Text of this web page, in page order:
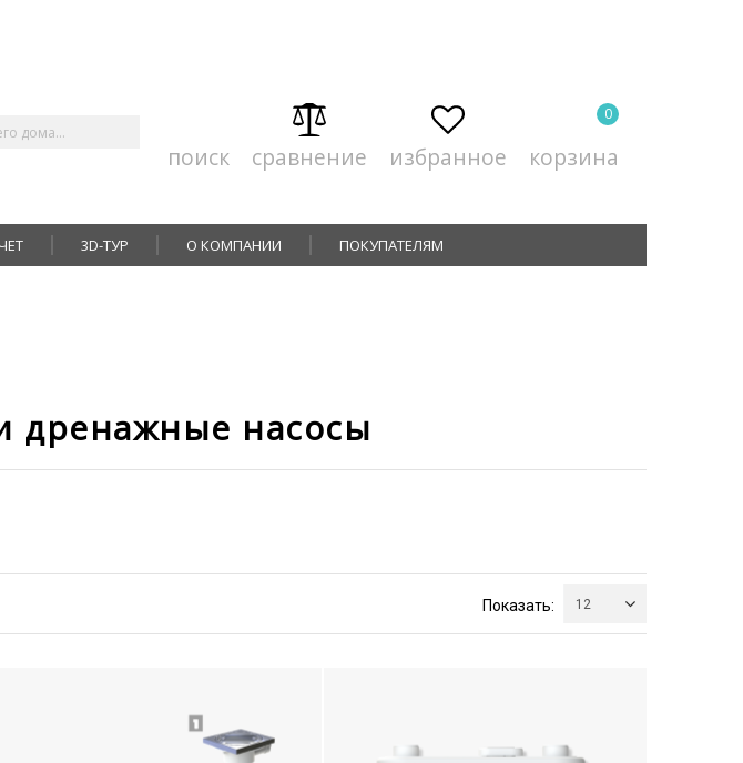
поиск сравнение избранное корзина
0
3D-ТУР О КОМПАНИИ ПОКУПАТЕЛЯМ
дренажные насосы
Показать: 12